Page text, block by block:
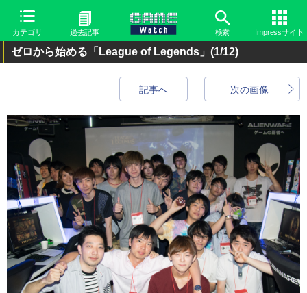
カテゴリ 過去記事 検索 Impressサイト
ゼロから始める「League of Legends」 (1/12)
次の画像
記事へ